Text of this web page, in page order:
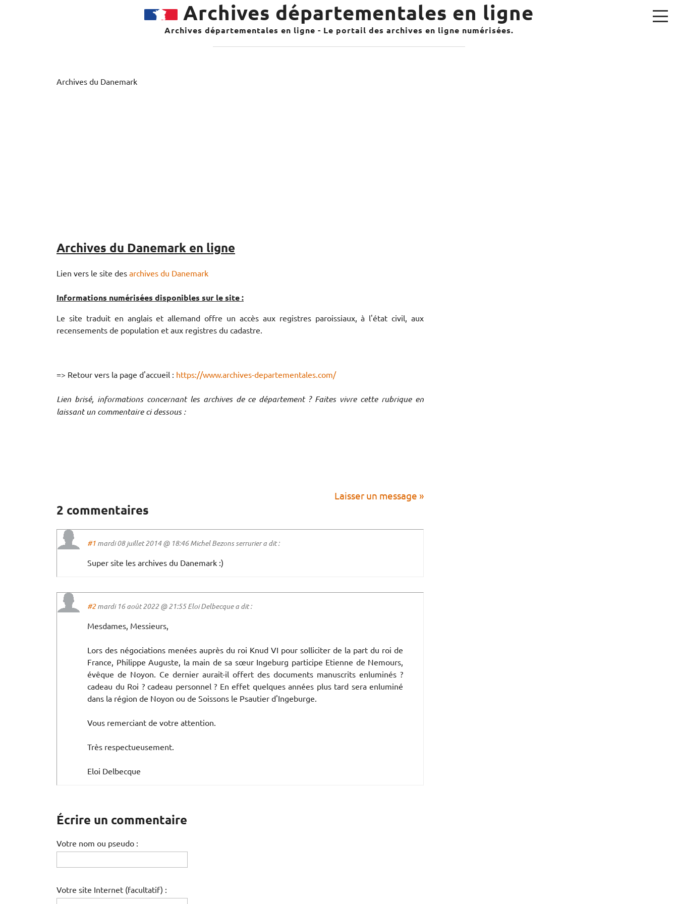
Archives départementales en ligne
Archives départementales en ligne - Le portail des archives en ligne numérisées.
Archives du Danemark
Archives du Danemark en ligne
Lien vers le site des archives du Danemark
Informations numérisées disponibles sur le site :
Le site traduit en anglais et allemand offre un accès aux registres paroissiaux, à l'état civil, aux
recensements de population et aux registres du cadastre.
=> Retour vers la page d'accueil : https://www.archives-departementales.com/
Lien brisé, informations concernant les archives de ce département ? Faites vivre cette rubrique en
laissant un commentaire ci dessous :
Laisser un message »
2 commentaires
#1 mardi 08 juillet 2014 @ 18:46 Michel Bezons serrurier a dit :
Super site les archives du Danemark :)
#2mardi 16 août 2022 @ 21:55 Eloi Delbecque a dit :
Mesdames, Messieurs,
Lors des négociations menées auprès du roi Knud VI pour solliciter de la part du roi de
France, Philippe Auguste, la main de sa sœur Ingeburg participe Etienne de Nemours,
évêque de Noyon. Ce dernier aurait-il offert des documents manuscrits enluminés ?
cadeau du Roi ? cadeau personnel ? En effet quelques années plus tard sera enluminé
dans la région de Noyon ou de Soissons le Psautier d'Ingeburge.
Vous remerciant de votre attention.
Très respectueusement.
Eloi Delbecque
Écrire un commentaire
Votre nom ou pseudo :
Votre site Internet (facultatif) :